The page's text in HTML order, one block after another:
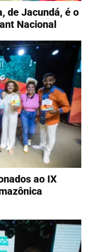
de Jacundá, é o
Nacional
ao IX